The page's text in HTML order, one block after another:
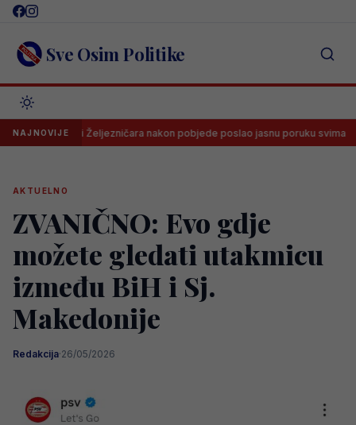
Skip
content Sve Osim Politike
NAJNOVIJE
klupi Željezničara nakon pobjede poslao jasnu poruku svima
AKTUELNO
ZVANIČNO: Evo gdje
možete gledati utakmicu
između BiH i Sj.
Makedonije
Redakcija·26/05/2026